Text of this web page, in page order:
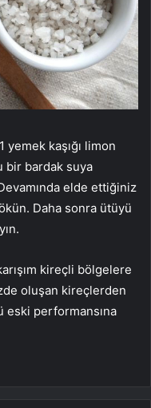
yemek kaşığı limon
bir bardak suya
elde ettiğiniz
Daha sonra ütüyü
kireçli bölgelere
oluşan kireçlerden
eski performansına